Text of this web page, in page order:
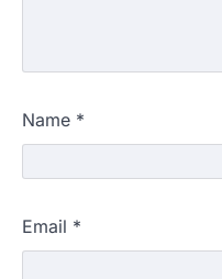
Name *
Email *